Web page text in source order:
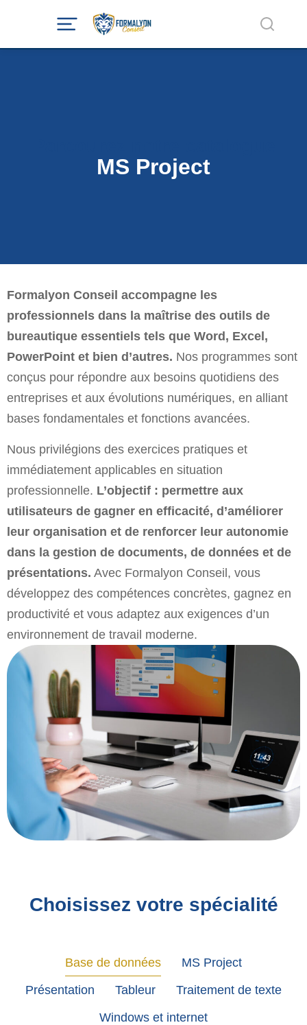
MS Project
Formalyon Conseil accompagne les
professionnels dans la maîtrise des outils de
bureautique essentiels tels que Word, Excel,
PowerPoint et bien d’autres. Nos programmes sont
conçus pour répondre aux besoins quotidiens des
entreprises et aux évolutions numériques, en alliant
bases fondamentales et fonctions avancées.
Nous privilégions des exercices pratiques et
immédiatement applicables en situation
professionnelle. L’objectif : permettre aux
utilisateurs de gagner en efficacité, d’améliorer
leur organisation et de renforcer leur autonomie
dans la gestion de documents, de données et de
présentations. Avec Formalyon Conseil, vous
développez des compétences concrètes, gagnez en
productivité et vous adaptez aux exigences d’un
environnement de travail moderne.
Choisissez votre spécialité
Base de données
MS Project
Présentation
Tableur
Traitement de texte
Windows et internet